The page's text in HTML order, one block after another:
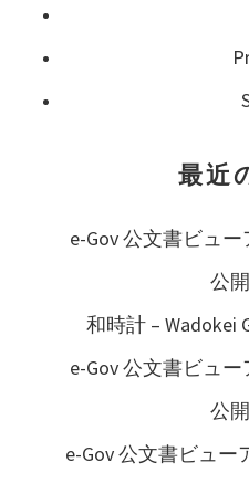
ゲ
ー
ョ
最近
e-Gov 公文書ビュ
公
和時計 – Wadokei
e-Gov 公文書ビュ
公
e-Gov 公文書ビュー